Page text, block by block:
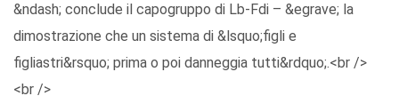
&ndash; conclude il capogruppo di Lb-Fdi – &egrave; la
dimostrazione che un sistema di &lsquo;figli e
figliastri&rsquo; prima o poi danneggia tutti&rdquo;.<br />
<br />